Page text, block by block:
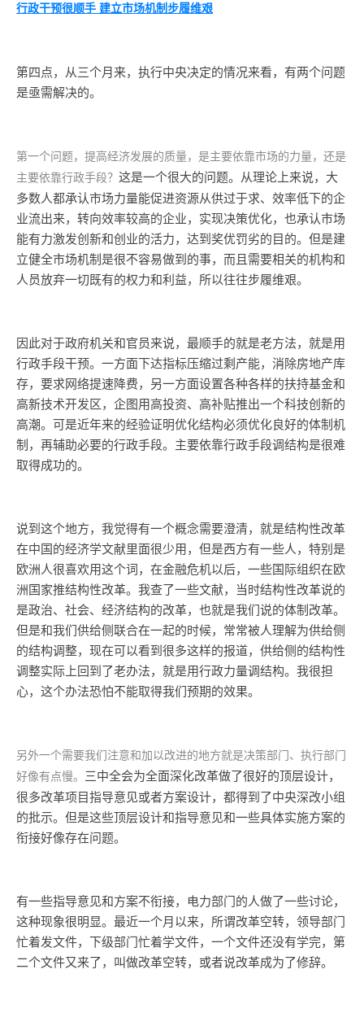
行政干预很顺手 建立市场机制步履维艰
第四点，从三个月来，执行中央决定的情况来看，有两个问题
是亟需解决的。
第一个问题，提高经济发展的质量，是主要依靠市场的力量，还是
主要依靠行政手段？ 这是一个很大的问题。从理论上来说，大
多数人都承认市场力量能促进资源从供过于求、效率低下的企
业流出来，转向效率较高的企业，实现决策优化，也承认市场
能有力激发创新和创业的活力，达到奖优罚劣的目的。但是建
立健全市场机制是很不容易做到的事，而且需要相关的机构和
人员放弃一切既有的权力和利益，所以往往步履维艰。
因此对于政府机关和官员来说，最顺手的就是老方法，就是用
行政手段干预。一方面下达指标压缩过剩产能，消除房地产库
存，要求网络提速降费，另一方面设置各种各样的扶持基金和
高新技术开发区，企图用高投资、高补贴推出一个科技创新的
高潮。可是近年来的经验证明优化结构必须优化良好的体制机
制，再辅助必要的行政手段。主要依靠行政手段调结构是很难
取得成功的。
说到这个地方，我觉得有一个概念需要澄清，就是结构性改革
在中国的经济学文献里面很少用，但是西方有一些人，特别是
欧洲人很喜欢用这个词，在金融危机以后，一些国际组织在欧
洲国家推结构性改革。我查了一些文献，当时结构性改革说的
是政治、社会、经济结构的改革，也就是我们说的体制改革。
但是和我们供给侧联合在一起的时候，常常被人理解为供给侧
的结构调整，现在可以看到很多这样的报道，供给侧的结构性
调整实际上回到了老办法，就是用行政力量调结构。我很担
心，这个办法恐怕不能取得我们预期的效果。
另外一个需要我们注意和加以改进的地方就是决策部门、执行部门
好像有点慢。 三中全会为全面深化改革做了很好的顶层设计，
很多改革项目指导意见或者方案设计，都得到了中央深改小组
的批示。但是这些顶层设计和指导意见和一些具体实施方案的
衔接好像存在问题。
有一些指导意见和方案不衔接，电力部门的人做了一些讨论，
这种现象很明显。最近一个月以来，所谓改革空转，领导部门
忙着发文件，下级部门忙着学文件，一个文件还没有学完，第
二个文件又来了，叫做改革空转，或者说改革成为了修辞。